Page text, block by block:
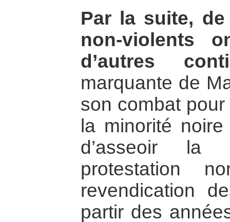
Par la suite,
non-violents
d’autres
marquante de
son combat
la minorité
d’asseoir la
protestation
revendication
partir des